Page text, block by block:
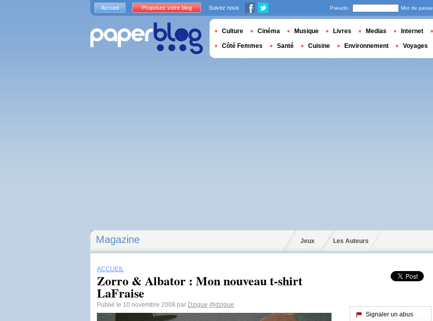
Magazine Jeux Les Auteurs
ACCUEIL
Zorro & Albator : Mon nouveau t-shirt
LaFraise
Publié le 10 novembre 2008 par Dzigue @dzigue
Signaler un abus
Accueil Proposez votre blog Suivez nous Pseudo Mot de passe
Culture Cinéma Musique Livres Medias Internet
Côté Femmes Santé Cuisine Environnement Voyages